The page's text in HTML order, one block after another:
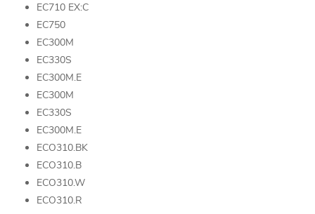
EC710 EX:C
EC750
EC300M
EC330S
EC300M.E
EC300M
EC330S
EC300M.E
ECO310.BK
ECO310.B
ECO310.W
ECO310.R